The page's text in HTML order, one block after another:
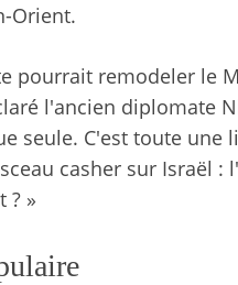
Orient.
pourrait remodeler le
l'ancien diplomate
seule. C'est toute
casher sur Israël
? »